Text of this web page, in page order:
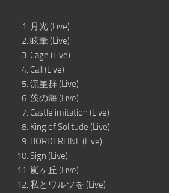
月光 (Live)
眩暈 (Live)
Cage (Live)
Call (Live)
流星群 (Live)
茨の海 (Live)
Castle imitation (Live)
King of Solitude (Live)
BORDERLINE (Live)
Sign (Live)
嵐ヶ丘 (Live)
私とワルツを (Live)